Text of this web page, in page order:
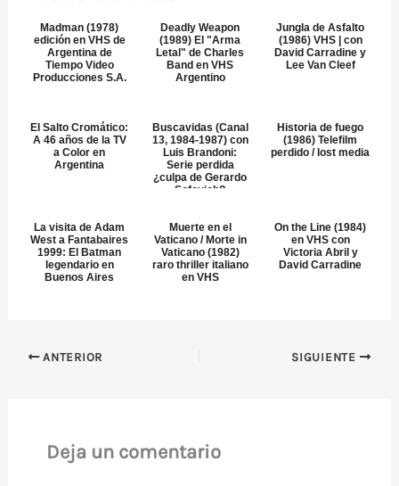
Madman (1978)
edición en VHS de
Argentina de
Tiempo Video
Producciones S.A.
Deadly Weapon
(1989) El "Arma
Letal" de Charles
Band en VHS
Argentino
Jungla de Asfalto
(1986) VHS | con
David Carradine y
Lee Van Cleef
El Salto Cromático:
A 46 años de la TV
a Color en
Argentina
Buscavidas (Canal
13, 1984-1987) con
Luis Brandoni:
Serie perdida
¿culpa de Gerardo
Sofovich?
Historia de fuego
(1986) Telefilm
perdido / lost media
La visita de Adam
West a Fantabaires
1999: El Batman
legendario en
Buenos Aires
Muerte en el
Vaticano / Morte in
Vaticano (1982)
raro thriller italiano
en VHS
On the Line (1984)
en VHS con
Victoria Abril y
David Carradine
ANTERIOR SIGUIENTE
Deja un comentario